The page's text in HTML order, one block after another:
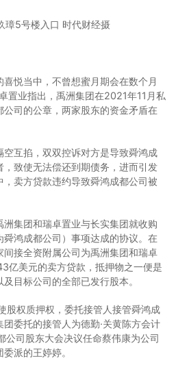
璋5号楼入口 时代财经摄
悦当中，不曾想蜜月期会在数个月
置业指出，禹洲集团在2021年11月私
司的公章，两家股东的资金矛盾在
互掐，双双控诉对方是导致舜鸿成
致使无法偿还到期债务，进而引发
卖方贷款违约导致舜鸿成都公司被
集团和瑞卓置业与长实集团就收购
鸿成都公司）事项达成的协议。在
接全资附属公司为禹洲集团和瑞卓
亿美元的卖方贷款，抵押物之一便是
目标公司的全部已发行股本。
股权质押权，委托接管人接管舜鸿成
委托的接管人为德勤·关黄陈方会计
司股东大会决议任命蔡伟康为公司
派的王婷婷。